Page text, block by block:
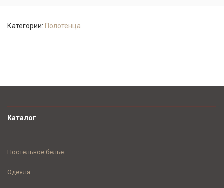
Категории: Полотенца
Каталог
Постельное бельё
Одеяла